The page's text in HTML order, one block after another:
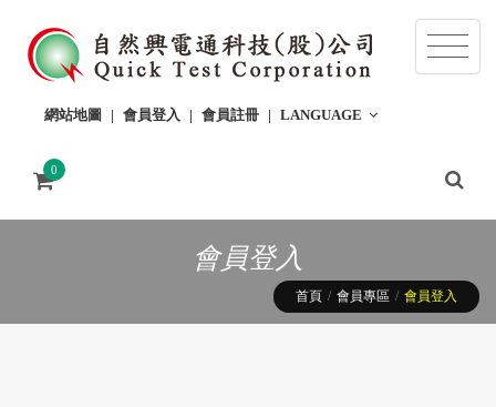
網站地圖 會員登入 會員註冊 LANGUAGE
0
會員登入
首頁 會員專區 會員登入